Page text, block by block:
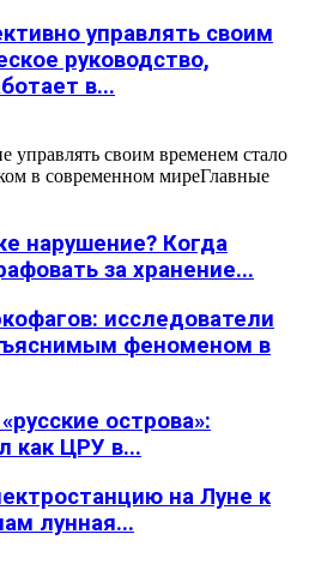
управлять своим
руководство,
в...
управлять своим временем стало
в современном миреГлавные
нарушение? Когда
за хранение...
исследователи
феноменом в
острова»:
как ЦРУ в...
на Луне к
лунная...